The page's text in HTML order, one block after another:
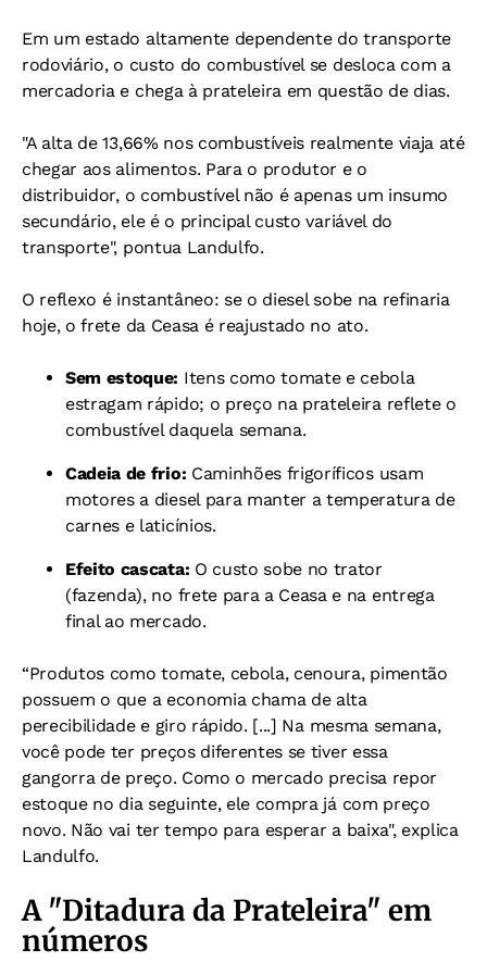
Em um estado altamente dependente do transporte
rodoviário, o custo do combustível se desloca com a
mercadoria e chega à prateleira em questão de dias.
"A alta de 13,66% nos combustíveis realmente viaja até
chegar aos alimentos. Para o produtor e o
distribuidor, o combustível não é apenas um insumo
secundário, ele é o principal custo variável do
transporte", pontua Landulfo.
O reflexo é instantâneo: se o diesel sobe na refinaria
hoje, o frete da Ceasa é reajustado no ato.
Sem estoque: Itens como tomate e cebola
estragam rápido; o preço na prateleira reflete o
combustível daquela semana.
Cadeia de frio: Caminhões frigoríficos usam
motores a diesel para manter a temperatura de
carnes e laticínios.
Efeito cascata: O custo sobe no trator
(fazenda), no frete para a Ceasa e na entrega
final ao mercado.
“Produtos como tomate, cebola, cenoura, pimentão
possuem o que a economia chama de alta
perecibilidade e giro rápido. [...] Na mesma semana,
você pode ter preços diferentes se tiver essa
gangorra de preço. Como o mercado precisa repor
estoque no dia seguinte, ele compra já com preço
novo. Não vai ter tempo para esperar a baixa", explica
Landulfo.
A "Ditadura da Prateleira" em
números